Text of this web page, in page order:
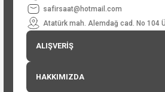
safirsaat@hotmail.com
Atatürk mah. Alemdağ cad. No 104
ALIŞVERİŞ
HAKKIMIZDA